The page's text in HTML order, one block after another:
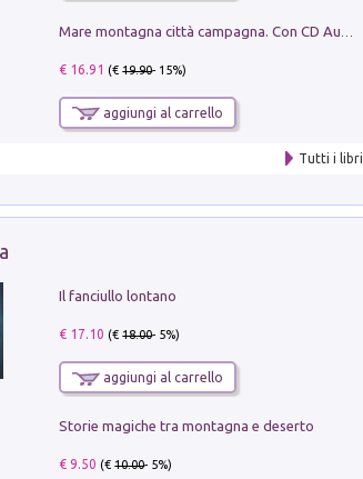
€ 16.91 (€19.90- 15%)
aggiungi al carrello
Tutti i libri
Il fanciullo lontano
€ 17.10 (€18.00- 5%)
aggiungi al carrello
Storie magiche tra montagna e deserto
€ 9.50 (€10.00- 5%)